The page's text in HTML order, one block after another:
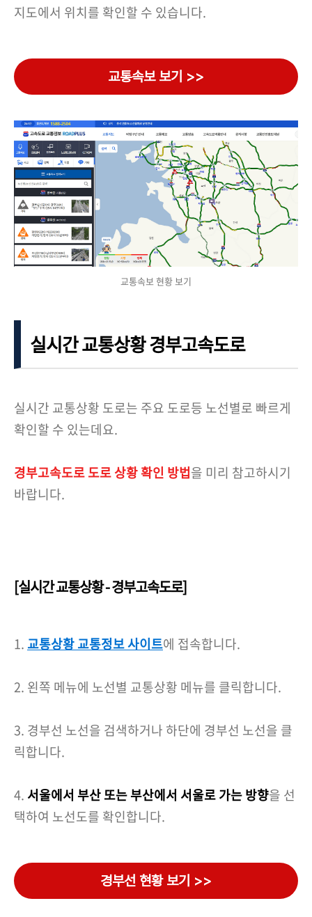
지도에서 위치를 확인할 수 있습니다.
교통속보 보기 >>
교통속보 현황 보기
실시간 교통상황 경부고속도로
실시간 교통상황 도로는 주요 도로등 노선별로 빠르게
확인할 수 있는데요.
경부고속도로 도로 상황 확인 방법을 미리 참고하시기
바랍니다.
[실시간 교통상황 - 경부고속도로]
1. 교통상황 교통정보 사이트에 접속합니다.
2. 왼쪽 메뉴에 노선별 교통상황 메뉴를 클릭합니다.
3. 경부선 노선을 검색하거나 하단에 경부선 노선을 클
릭합니다.
4. 서울에서 부산 또는 부산에서 서울로 가는 방향을 선
택하여 노선도를 확인합니다.
경부선 현황 보기 >>